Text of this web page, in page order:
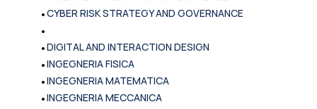
•CYBER RISK STRATEGY AND GOVERNANCE
•
•DIGITAL AND INTERACTION DESIGN
•INGEGNERIA FISICA
•INGEGNERIA MATEMATICA
•INGEGNERIA MECCANICA